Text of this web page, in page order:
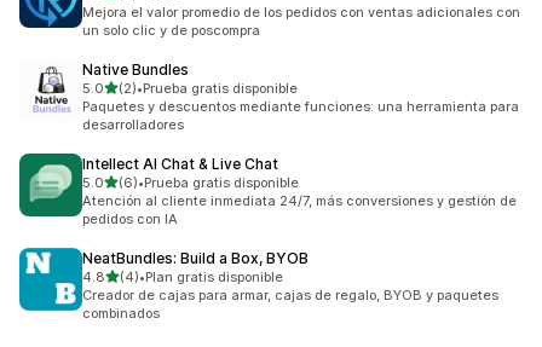
Mejora el valor promedio de los pedidos con ventas adicionales con
un solo clic y de poscompra
Native Bundles
5.0de 5 estrellas
(2)
2 reseñas en total
•Prueba gratis disponible
Paquetes y descuentos mediante funciones: una herramienta para
desarrolladores
Intellect AI Chat & Live Chat
5.0de 5 estrellas
(6)
6 reseñas en total
•Prueba gratis disponible
Atención al cliente inmediata 24/7, más conversiones y gestión de
pedidos con IA
NeatBundles: Build a Box, BYOB
4.8de 5 estrellas
(4)
4 reseñas en total
•Plan gratis disponible
Creador de cajas para armar, cajas de regalo, BYOB y paquetes
combinados